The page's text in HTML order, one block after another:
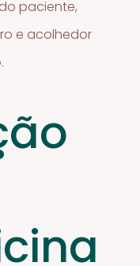
paciente,
e acolhedor